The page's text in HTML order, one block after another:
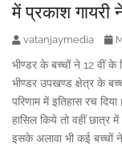
में प्रकाश
vatanjaymedia
भीण्डर के बच्चों ने 12 वीं
भीण्डर उपखण्ड क्षेत्र के
परिणाम में इतिहास रच
हासिल किये तो वहीं छात्र
इसके अलावा भी कई बच्चों